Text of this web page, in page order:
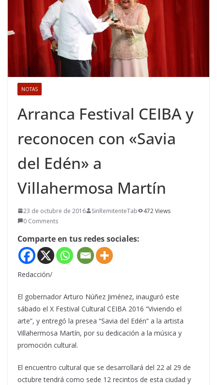
NOTAS
Arranca Festival CEIBA y
reconocen con «Savia
del Edén» a
Villahermosa Martín
23 de octubre de 2016 SinRemitenteTab
472 Views
0 Comments
Comparte en tus redes sociales:
Redacción/
El gobernador Arturo Núñez Jiménez, inauguró este
sábado el X Festival Cultural CEIBA 2016 “Viviendo el
arte”, y entregó la presea “Savia del Edén” a la artista
Villahermosa Martín, por su dedicación a la música y
promoción cultural.
El encuentro cultural que se desarrollará del 22 al 29 de
octubre tendrá como sede 12 recintos de esta ciudad y